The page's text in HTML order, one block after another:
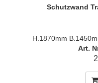
Schutzwand
H.1870mm
Art.